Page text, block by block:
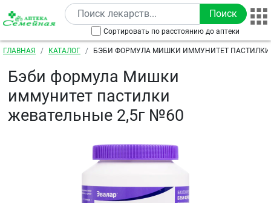
Перейти к основному содержанию
Сортировать по расстоянию до аптеки
Строка навигации
ГЛАВНАЯ КАТАЛОГ
БЭБИ ФОРМУЛА МИШКИ ИММУНИТЕТ ПАСТИЛКИ
Бэби формула Мишки
иммунитет пастилки
жевательные 2,5г №60